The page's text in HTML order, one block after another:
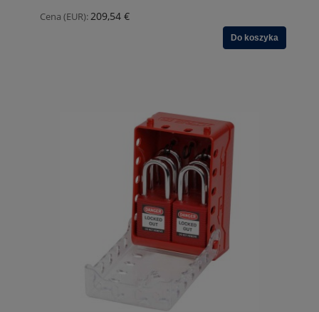
Cena (EUR):209,54 €
Do koszyka